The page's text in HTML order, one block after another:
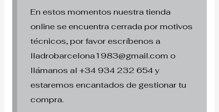
En estos momentos nuestra tienda
online se encuentra cerrada por motivos
técnicos, por favor escríbenos a
lladrobarcelona1983@gmail.com o
llámanos al +34 934 232 654 y
estaremos encantados de gestionar tu
compra.